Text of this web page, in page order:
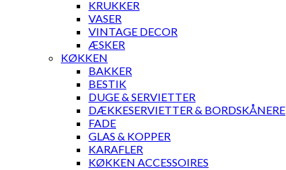
KRUKKER
VASER
VINTAGE DECOR
ÆSKER
KØKKEN
BAKKER
BESTIK
DUGE & SERVIETTER
DÆKKESERVIETTER & BORDSKÅNERE
FADE
GLAS & KOPPER
KARAFLER
KØKKEN ACCESSOIRES